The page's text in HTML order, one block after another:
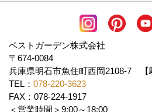
協力業者様・求人募集 (2)
ベストガーデン株式会社
〒674-0084
兵庫県明石市魚住町西岡2108-7
TEL： 078-220-3623
FAX：078-224-1917
＜営業時間＞9:00～18:00